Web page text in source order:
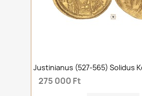
Justinianus (527-565) Solidus
275 000 Ft